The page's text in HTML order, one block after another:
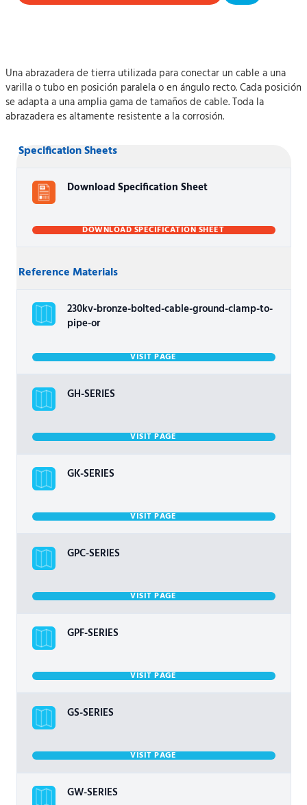
Una abrazadera de tierra utilizada para conectar un cable a una
varilla o tubo en posición paralela o en ángulo recto. Cada posición
se adapta a una amplia gama de tamaños de cable. Toda la
abrazadera es altamente resistente a la corrosión.
Specification Sheets
Download Specification Sheet
DOWNLOAD SPECIFICATION SHEET
Reference Materials
230kv-bronze-bolted-cable-ground-clamp-to-
pipe-or
VISIT PAGE
GH-SERIES
VISIT PAGE
GK-SERIES
VISIT PAGE
GPC-SERIES
VISIT PAGE
GPF-SERIES
VISIT PAGE
GS-SERIES
VISIT PAGE
GW-SERIES